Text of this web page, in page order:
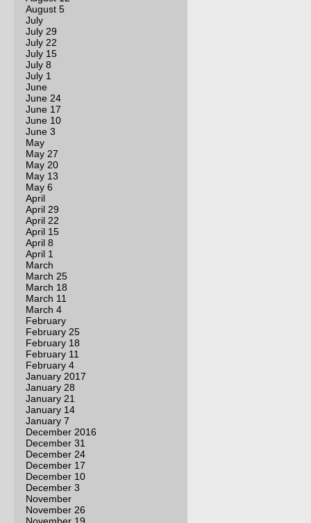
August 5
July
July 29
July 22
July 15
July 8
July 1
June
June 24
June 17
June 10
June 3
May
May 27
May 20
May 13
May 6
April
April 29
April 22
April 15
April 8
April 1
March
March 25
March 18
March 11
March 4
February
February 25
February 18
February 11
February 4
January 2017
January 28
January 21
January 14
January 7
December 2016
December 31
December 24
December 17
December 10
December 3
November
November 26